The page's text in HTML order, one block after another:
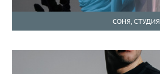
СОНЯ, СТУДИЯ